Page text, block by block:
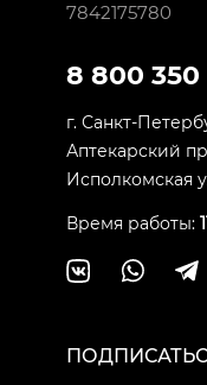
7842175780
8 800 350
г. Санкт-
Аптекарский
Исполкомская
Время работы: